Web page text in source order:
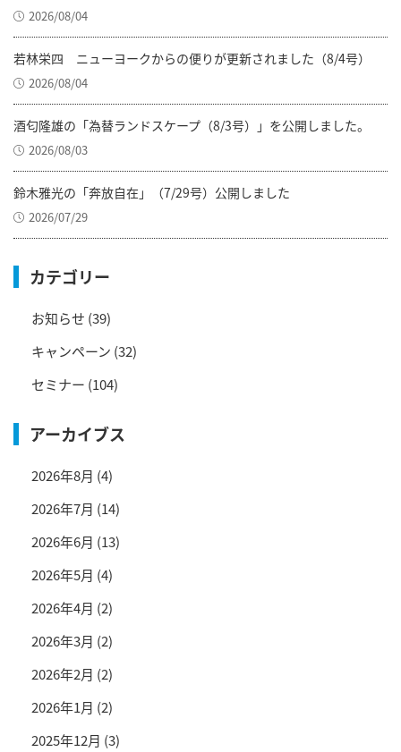
2026/08/04
若林栄四 ニューヨークからの便りが更新されました（8/4号）
2026/08/04
酒匂隆雄の「為替ランドスケープ（8/3号）」を公開しました。
2026/08/03
鈴木雅光の「奔放自在」（7/29号）公開しました
2026/07/29
カテゴリー
お知らせ (39)
キャンペーン (32)
セミナー (104)
アーカイブス
2026年8月 (4)
2026年7月 (14)
2026年6月 (13)
2026年5月 (4)
2026年4月 (2)
2026年3月 (2)
2026年2月 (2)
2026年1月 (2)
2025年12月 (3)